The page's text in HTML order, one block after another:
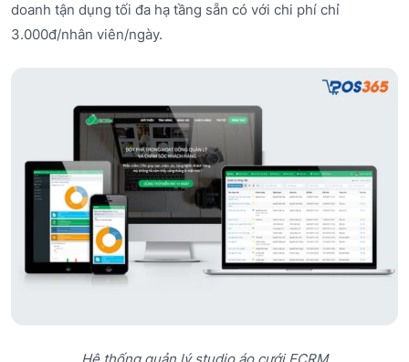
doanh tận dụng tối đa hạ tầng sẵn có với chi phí chỉ
3.000đ/nhân viên/ngày.
Hệ thống quản lý studio áo cưới ECRM